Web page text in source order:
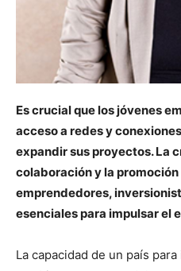
Es crucial que los jóvenes
acceso a redes y
expandir sus proyectos. La
colaboración y la
emprendedores,
esenciales para impulsar el
La capacidad de un país